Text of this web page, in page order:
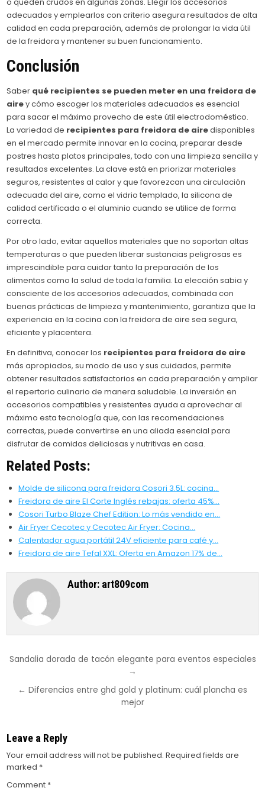
adecuados y emplearlos con criterio asegura resultados de alta
calidad en cada preparación, además de prolongar la vida útil
de la freidora y mantener su buen funcionamiento.
Conclusión
Saber qué recipientes se pueden meter en una freidora de
airey cómo escoger los materiales adecuados es esencial
para sacar el máximo provecho de este útil electrodoméstico.
La variedad de recipientes para freidora de airedisponibles
en el mercado permite innovar en la cocina, preparar desde
postres hasta platos principales, todo con una limpieza sencilla y
resultados excelentes. La clave está en priorizar materiales
seguros, resistentes al calor y que favorezcan una circulación
adecuada del aire, como el vidrio templado, la silicona de
calidad certificada o el aluminio cuando se utilice de forma
correcta.
Por otro lado, evitar aquellos materiales que no soportan altas
temperaturas o que pueden liberar sustancias peligrosas es
imprescindible para cuidar tanto la preparación de los
alimentos como la salud de toda la familia. La elección sabia y
consciente de los accesorios adecuados, combinada con
buenas prácticas de limpieza y mantenimiento, garantiza que la
experiencia en la cocina con la freidora de aire sea segura,
eficiente y placentera.
En definitiva, conocer los recipientes para freidora de aire
más apropiados, su modo de uso y sus cuidados, permite
obtener resultados satisfactorios en cada preparación y ampliar
el repertorio culinario de manera saludable. La inversión en
accesorios compatibles y resistentes ayuda a aprovechar al
máximo esta tecnología que, con las recomendaciones
correctas, puede convertirse en una aliada esencial para
disfrutar de comidas deliciosas y nutritivas en casa.
Related Posts:
Molde de silicona para freidora Cosori 3.5L: cocina…
Freidora de aire El Corte Inglés rebajas: oferta 45%…
Cosori Turbo Blaze Chef Edition: Lo más vendido en…
Air Fryer Cecotec y Cecotec Air Fryer: Cocina…
Calentador agua portátil 24V eficiente para café y…
Freidora de aire Tefal XXL: Oferta en Amazon 17% de…
Author: art809com
Post
Sandalia dorada de tacón elegante para eventos especiales
→
← Diferencias entre ghd gold y platinum: cuál plancha es
mejor
Leave a Reply
Your email address will not be published. Required fields are
marked *
Comment *